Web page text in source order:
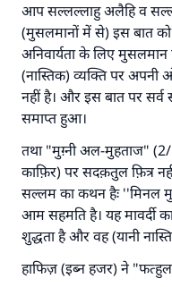
आप सल्लल्लाहु अलैहि व
(मुसलमानों में से) इस बात
अनिवार्यता के लिए
(नास्तिक) व्यक्ति पर अपनी
नहीं है। और इस बात पर
समाप्त हुआ।
तथा "मुग़्नी अल-मुहताज"
काफ़िर) पर सदक़तुल फ़ित्र
सल्लम का कथन हैः ''मिनल
आम सहमति है। यह मावर्दी
शुद्धता है और वह (यानी
हाफिज़ (इब्न हजर) ने
उत्तर संख्या
उम्मत के प्रश्नों
अल्लाह के रसूल
'जो व्यक्ति भलाई का
करने